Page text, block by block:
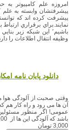
امروزه علم کامپيوتر
پيشرفتشان وابسته به علم
پيشرفت کرده اند که
نمايند.براي برقراري
باشيم٬ اين شبکه
وظيفه انتقال اطلاعات را
دانلود پایان نامه
وقتی صحبت از آلودگی هوا
آن ها می رود و راه کار هم
عمومی! اگر منظور
باشد که آلودگی این ها از 100 خودرو بنزین سوز هم بیشتر است.
3,000 تومان